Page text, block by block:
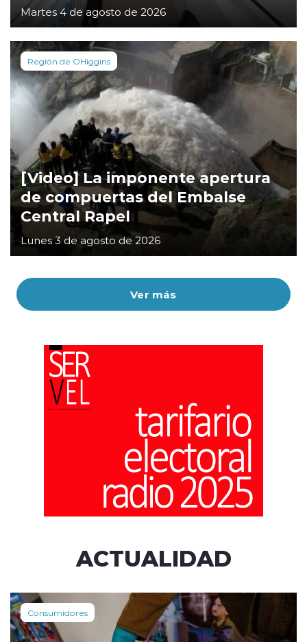
Ver más
Martes 4 de agosto de 2026
Región de OHiggins
[Video] La imponente apertura
de compuertas del Embalse
Central Rapel
Lunes 3 de agosto de 2026
ACTUALIDAD
Consumidores